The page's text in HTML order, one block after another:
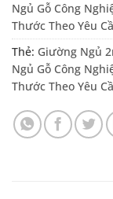
Ngủ Gỗ Công
Thước Theo Yêu
Thẻ: Giường Ngủ
Ngủ Gỗ Công
Thước Theo Yêu